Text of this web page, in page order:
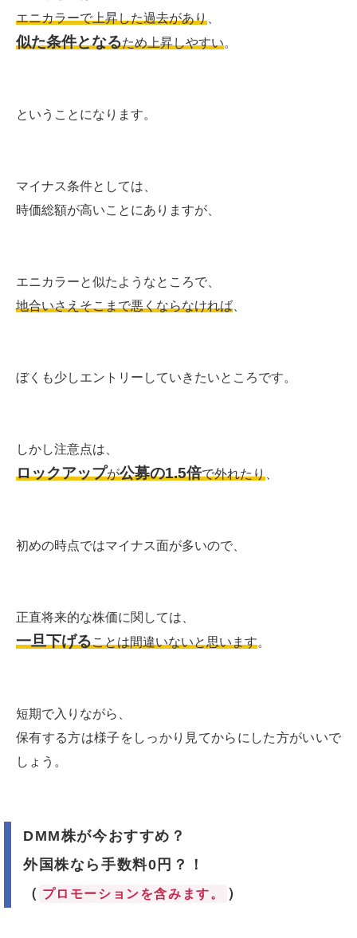
エニカラーで上昇した過去があり
似た条件となるため上昇しやすい。
ということになります。
マイナス条件としては、
時価総額が高いことにありますが、
エニカラーと似たようなところで、
地合いさえそこまで悪くならなければ
ぼくも少しエントリーしていきたいところです。
しかし注意点は、
ロックアップが公募の1.5倍で外れたり
初めの時点ではマイナス面が多いので、
正直将来的な株価に関しては、
一旦下げることは間違いないと思います。
短期で入りながら、
保有する方は様子をしっかり見てからにした方がいいで
しょう。
DMM株が今おすすめ？
外国株なら手数料0円？！
（ プロモーションを含みます。 ）